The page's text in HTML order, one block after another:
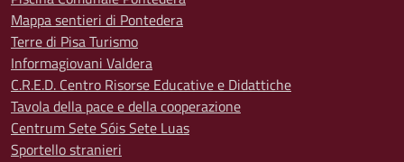
Mappa sentieri di Pontedera
Terre di Pisa Turismo
Informagiovani Valdera
C.R.E.D. Centro Risorse Educative e Didattiche
Tavola della pace e della cooperazione
Centrum Sete Sóis Sete Luas
Sportello stranieri